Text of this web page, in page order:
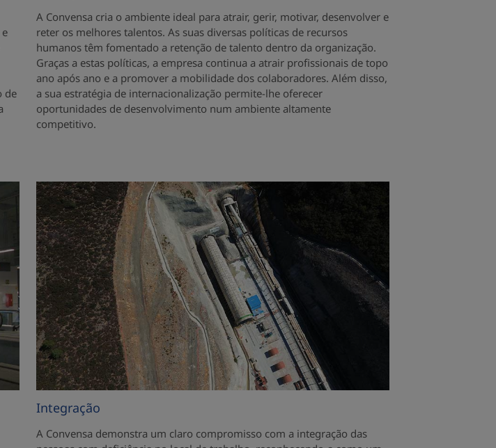
de
A Convensa cria o ambiente ideal para atrair, gerir, motivar, desenvolver e
reter os melhores talentos. As suas diversas políticas de recursos
humanos têm fomentado a retenção de talento dentro da organização.
Graças a estas políticas, a empresa continua a atrair profissionais de topo
ano após ano e a promover a mobilidade dos colaboradores. Além disso,
a sua estratégia de internacionalização permite-lhe oferecer
oportunidades de desenvolvimento num ambiente altamente
competitivo.
Integração
A Convensa demonstra um claro compromisso com a integração das